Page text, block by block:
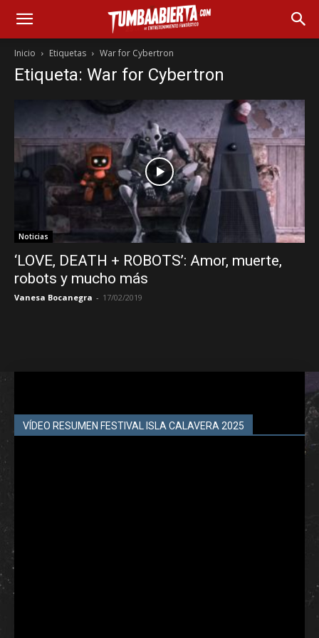
Inicio Etiquetas War for Cybertron
Etiqueta: War for Cybertron
Noticias
‘LOVE, DEATH + ROBOTS’: Amor, muerte,
robots y mucho más
Vanesa Bocanegra - 17/02/2019
VÍDEO RESUMEN FESTIVAL ISLA CALAVERA 2025